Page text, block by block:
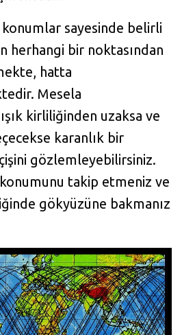
sayesinde belirli
herhangi bir noktasından
hatta
Mesela
kirliliğinden uzaksa ve
karanlık bir
gözlemleyebilirsiniz.
konumunu takip etmeniz ve
gökyüzüne bakmanız